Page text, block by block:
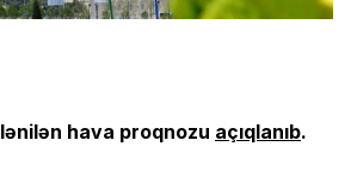
hava proqnozu açıqlanıb.